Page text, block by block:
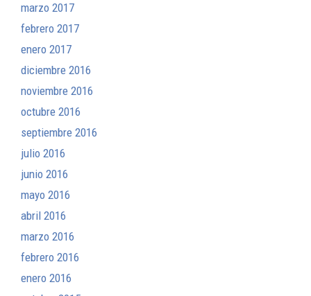
marzo 2017
febrero 2017
enero 2017
diciembre 2016
noviembre 2016
octubre 2016
septiembre 2016
julio 2016
junio 2016
mayo 2016
abril 2016
marzo 2016
febrero 2016
enero 2016